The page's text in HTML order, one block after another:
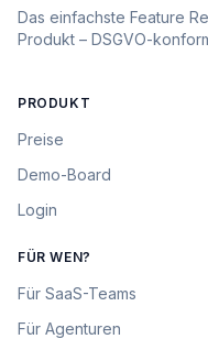
Das einfachste Feature
Produkt – DSGVO-
PRODUKT
Preise
Demo-Board
Login
FÜR WEN?
Für SaaS-Teams
Für Agenturen